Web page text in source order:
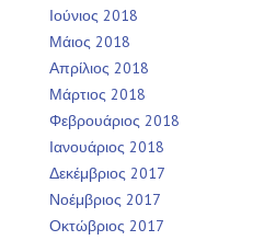
Ιούνιος 2018
Μάιος 2018
Απρίλιος 2018
Μάρτιος 2018
Φεβρουάριος 2018
Ιανουάριος 2018
Δεκέμβριος 2017
Νοέμβριος 2017
Οκτώβριος 2017